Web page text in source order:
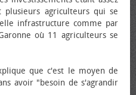
agriculteurs qui se
infrastructure comme par
où 11 agriculteurs se
que c'est le moyen de
avoir "besoin de s'agrandir